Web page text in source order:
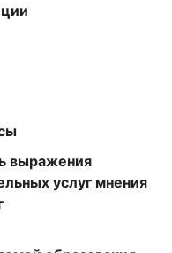
выражения
услуг мнения